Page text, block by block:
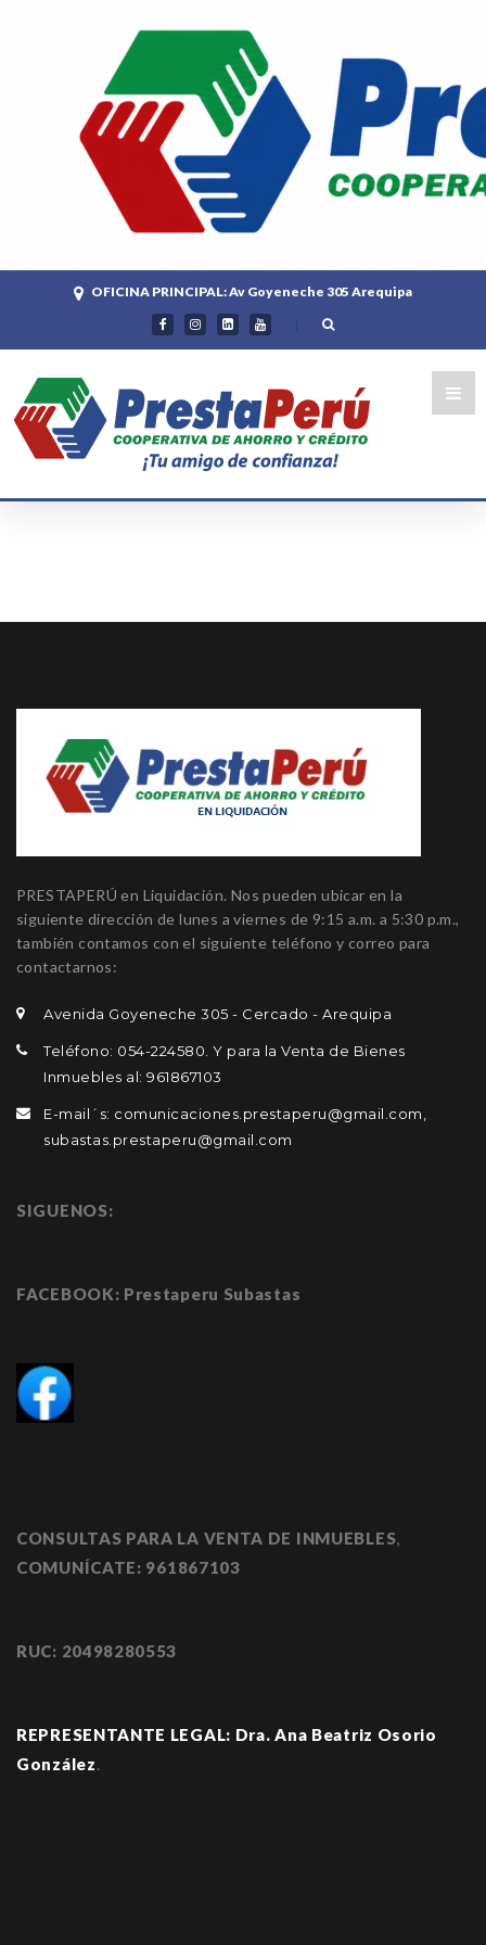
OFICINA PRINCIPAL: Av Goyeneche 305 Arequipa
PRESTAPERÚ en Liquidación. Nos pueden ubicar en la
siguiente dirección de lunes a viernes de 9:15 a.m. a 5:30 p.m.,
también contamos con el siguiente teléfono y correo para
contactarnos:
Avenida Goyeneche 305 - Cercado - Arequipa
Teléfono: 054-224580. Y para la Venta de Bienes
Inmuebles al: 961867103
E-mail´s: comunicaciones.prestaperu@gmail.com,
subastas.prestaperu@gmail.com
SIGUENOS:
FACEBOOK: Prestaperu Subastas
CONSULTAS PARA LA VENTA DE INMUEBLES,
COMUNÍCATE: 961867103
RUC: 20498280553
REPRESENTANTE LEGAL: Dra. Ana Beatriz Osorio
González.